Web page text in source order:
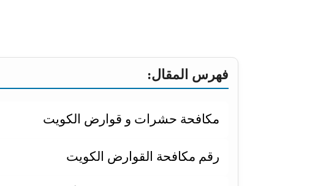
فهرس المقال:
مكافحة حشرات و قوارض الكويت
رقم مكافحة القوارض الكويت